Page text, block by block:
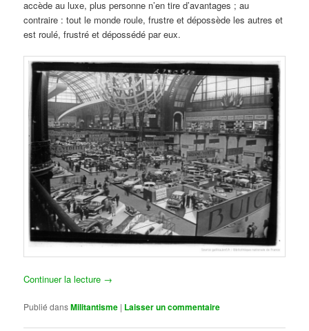
accède au luxe, plus personne n’en tire d’avantages ; au
contraire : tout le monde roule, frustre et dépossède les autres et
est roulé, frustré et dépossédé par eux.
Continuer la lecture →
Publié dansMilitantisme | Laisser un commentaire